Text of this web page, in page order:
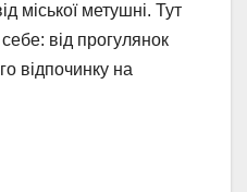
міської метушні. Тут
від прогулянок
відпочинку на